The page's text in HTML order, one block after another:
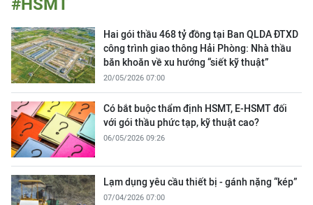
Hai gói thầu 468 tỷ đồng tại Ban QLDA ĐTXD
công trình giao thông Hải Phòng: Nhà thầu
băn khoăn về xu hướng “siết kỹ thuật”
20/05/2026 07:00
Có bắt buộc thẩm định HSMT, E-HSMT đối
với gói thầu phức tạp, kỹ thuật cao?
06/05/2026 09:26
Lạm dụng yêu cầu thiết bị - gánh nặng “kép”
07/04/2026 07:00